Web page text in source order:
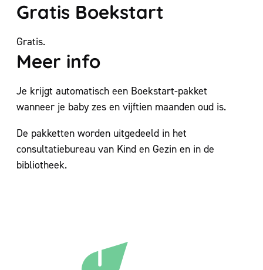
Gratis Boekstart
Gratis.
Meer info
Je krijgt automatisch een Boekstart-pakket
wanneer je baby zes en vijftien maanden oud is.
De pakketten worden uitgedeeld in het
consultatiebureau van Kind en Gezin en in de
bibliotheek.